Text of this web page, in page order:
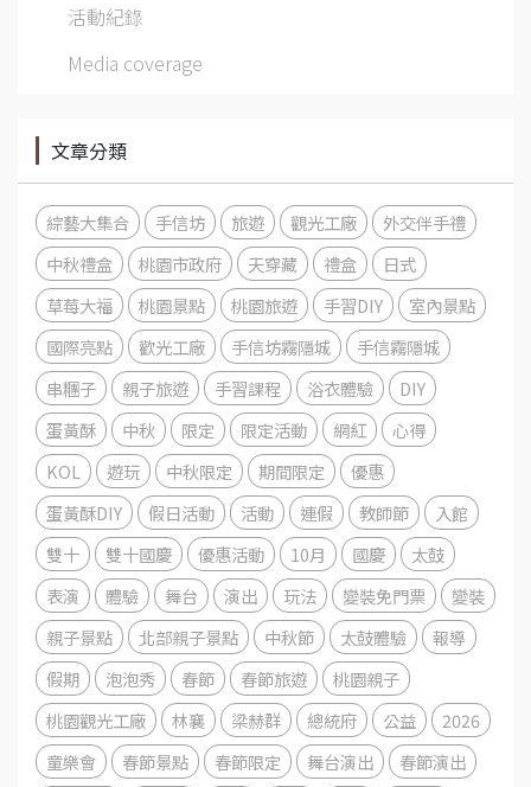
活動紀錄
Media coverage
文章分類
綜藝大集合 手信坊 旅遊 觀光工廠
外交伴手禮
中秋禮盒
桃園市政府 天穿藏 禮盒
日式
草莓大福
桃園景點 桃園旅遊 手習DIY
室內景點
國際亮點
歡光工廠 手信坊霧隱城
手信霧隱城
串糰子
親子旅遊 手習課程 浴衣體驗
DIY
蛋黃酥
中秋 限定 限定活動 網紅
心得
KOL
遊玩 中秋限定 期間限定
優惠
蛋黃酥DIY
假日活動 活動 連假 教師節
入館
雙十
雙十國慶 優惠活動 10月 國慶
太鼓
表演
體驗 舞台 演出 玩法 變裝免門票
變裝
親子景點
北部親子景點 中秋節 太鼓體驗
報導
假期
泡泡秀 春節 春節旅遊
桃園親子
桃園觀光工廠
林襄 梁赫群 總統府 公益
2026
童樂會
春節景點 春節限定 舞台演出
春節演出